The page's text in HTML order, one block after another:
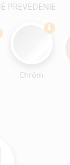
PREVEDENIE
Chróm